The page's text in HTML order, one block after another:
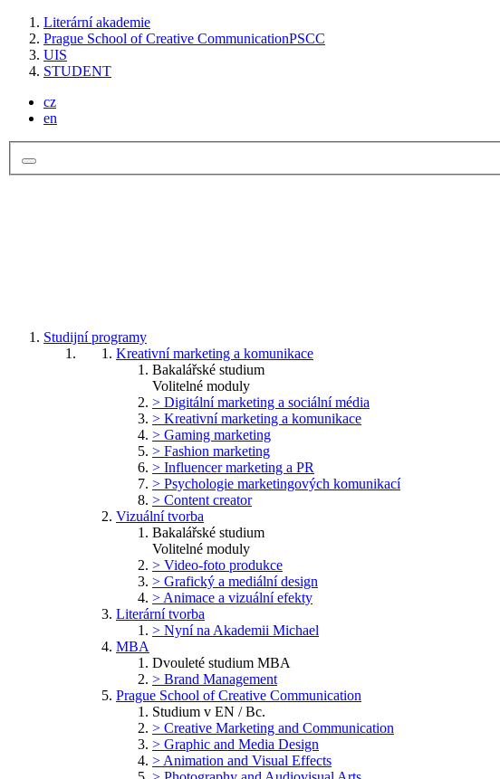
Literární akademie
Prague School of Creative CommunicationPSCC
UIS
STUDENT
cz
en
Studijní programy
Kreativní marketing a komunikace
Bakalářské studium
Volitelné moduly
> Digitální marketing a sociální média
> Kreativní marketing a komunikace
> Gaming marketing
> Fashion marketing
> Influencer marketing a PR
> Psychologie marketingových komunikací
> Content creator
Vizuální tvorba
Bakalářské studium
Volitelné moduly
> Video-foto produkce
> Grafický a mediální design
> Animace a vizuální efekty
Literární tvorba
> Nyní na Akademii Michael
MBA
Dvouleté studium MBA
> Brand Management
Prague School of Creative Communication
Studium v EN / Bc.
> Creative Marketing and Communication
> Graphic and Media Design
> Animation and Visual Effects